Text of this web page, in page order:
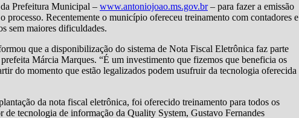
Prefeitura Municipal – www.antoniojoao.ms.gov.br– para fazer a emissão
Recentemente o município ofereceu treinamento com contadores e
sem maiores dificuldades.
que a disponibilização do sistema de Nota Fiscal Eletrônica faz parte
Márcia Marques. “É um investimento que fizemos que beneficia os
do momento que estão legalizados podem usufruir da tecnologia oferecida
da nota fiscal eletrônica, foi oferecido treinamento para todos os
tecnologia de informação da Quality System, Gustavo Fernandes